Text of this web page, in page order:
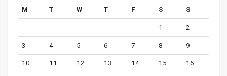
M T W T F S S
1 2
3 4 5 6 7 8 9
10 11 12 13 14 15 16